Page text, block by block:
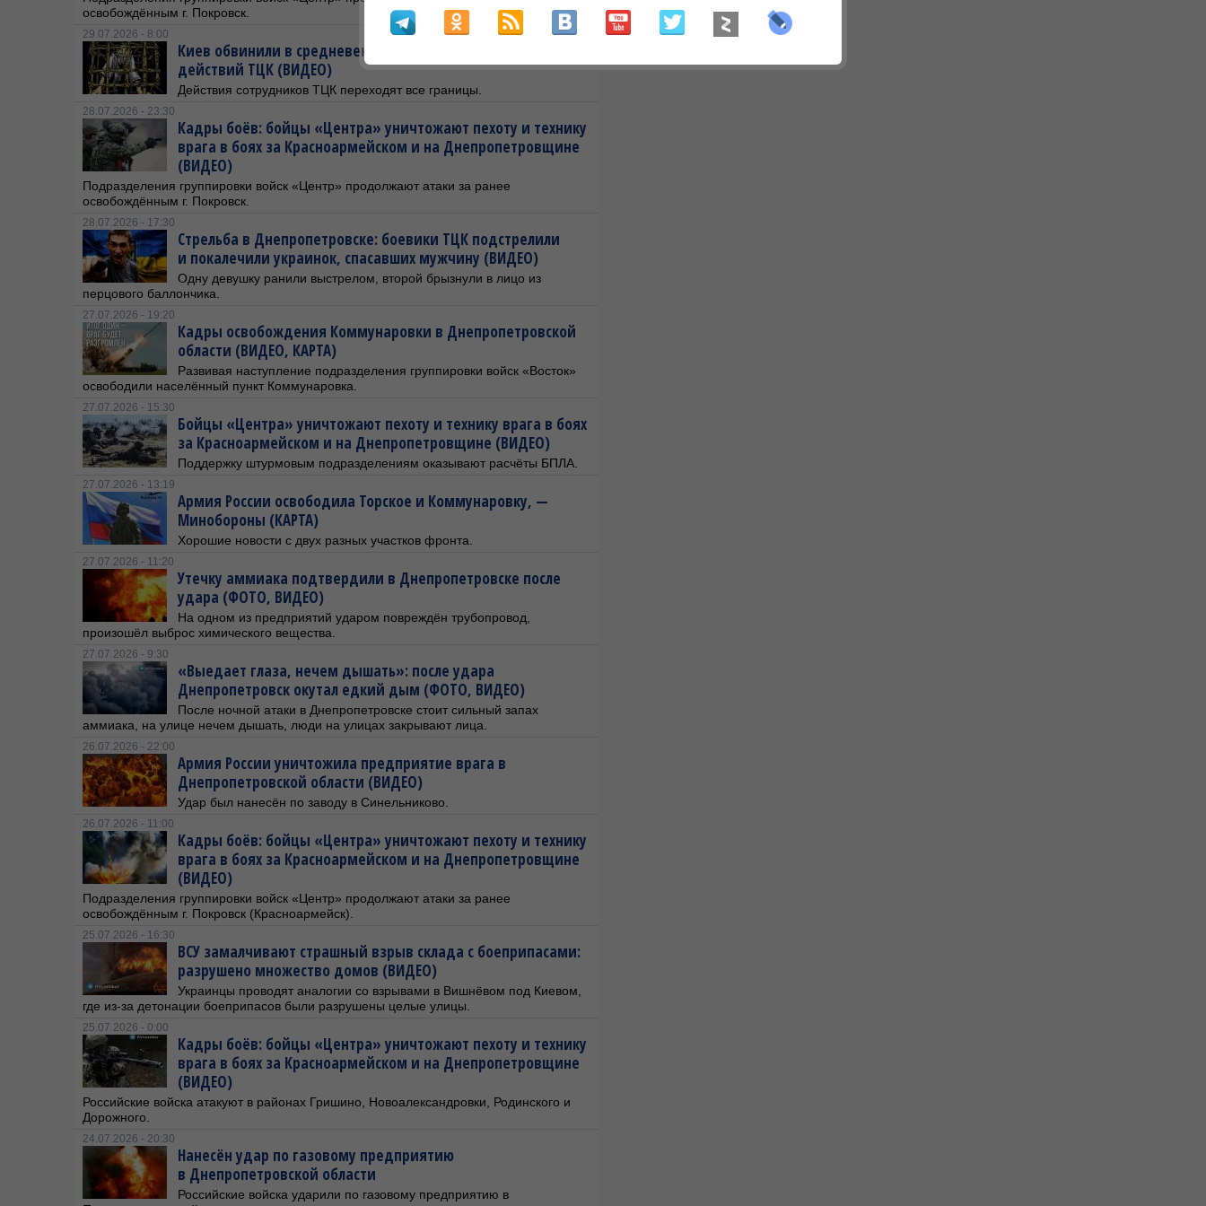
освобождённым г. Покровск.
29.07.2026 - 8:00
Киев обвинили в средневековой жестокости из-за
действий ТЦК (ВИДЕО)
Действия сотрудников ТЦК переходят все границы.
28.07.2026 - 23:30
Кадры боёв: бойцы «Центра» уничтожают пехоту и технику
врага в боях за Красноармейском и на Днепропетровщине
(ВИДЕО)
Подразделения группировки войск «Центр» продолжают атаки за ранее
освобождённым г. Покровск.
28.07.2026 - 17:30
Стрельба в Днепропетровске: боевики ТЦК подстрелили
и покалечили украинок, спасавших мужчину (ВИДЕО)
Одну девушку ранили выстрелом, второй брызнули в лицо из
перцового баллончика.
27.07.2026 - 19:20
Кадры освобождения Коммунаровки в Днепропетровской
области (ВИДЕО, КАРТА)
Развивая наступление подразделения группировки войск «Восток»
освободили населённый пункт Коммунаровка.
27.07.2026 - 15:30
Бойцы «Центра» уничтожают пехоту и технику врага в боях
за Красноармейском и на Днепропетровщине (ВИДЕО)
Поддержку штурмовым подразделениям оказывают расчёты БПЛА.
27.07.2026 - 13:19
Армия России освободила Торское и Коммунаровку, —
Минобороны (КАРТА)
Хорошие новости с двух разных участков фронта.
27.07.2026 - 11:20
Утечку аммиака подтвердили в Днепропетровске после
удара (ФОТО, ВИДЕО)
На одном из предприятий ударом повреждён трубопровод,
произошёл выброс химического вещества.
27.07.2026 - 9:30
«Выедает глаза, нечем дышать»: после удара
Днепропетровск окутал едкий дым (ФОТО, ВИДЕО)
После ночной атаки в Днепропетровске стоит сильный запах
аммиака, на улице нечем дышать, люди на улицах закрывают лица.
26.07.2026 - 22:00
Армия России уничтожила предприятие врага в
Днепропетровской области (ВИДЕО)
Удар был нанесён по заводу в Синельниково.
26.07.2026 - 11:00
Кадры боёв: бойцы «Центра» уничтожают пехоту и технику
врага в боях за Красноармейском и на Днепропетровщине
(ВИДЕО)
Подразделения группировки войск «Центр» продолжают атаки за ранее
освобождённым г. Покровск (Красноармейск).
25.07.2026 - 16:30
ВСУ замалчивают страшный взрыв склада с боеприпасами:
разрушено множество домов (ВИДЕО)
Украинцы проводят аналогии со взрывами в Вишнёвом под Киевом,
где из-за детонации боеприпасов были разрушены целые улицы.
25.07.2026 - 0:00
Кадры боёв: бойцы «Центра» уничтожают пехоту и технику
врага в боях за Красноармейском и на Днепропетровщине
(ВИДЕО)
Российские войска атакуют в районах Гришино, Новоалександровки, Родинского и
Дорожного.
24.07.2026 - 20:30
Нанесён удар по газовому предприятию
в Днепропетровской области
Российские войска ударили по газовому предприятию в